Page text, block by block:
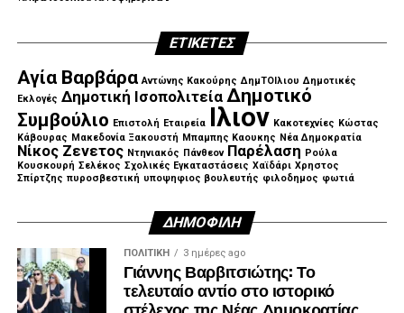
ΕΤΙΚΈΤΕΣ
Αγία Βαρβάρα Αντώνης Κακούρης ΔημΤΟΙλιου Δημοτικές
Εκλογές Δημοτική Ισοπολιτεία Δημοτικό
Συμβούλιο Επιστολή Εταιρεία Ιλιον Κακοτεχνίες Κώστας
Κάβουρας Μακεδονία Ξακουστή Μπαμπης Καουκης Νέα Δημοκρατία
Νίκος Ζενετος Ντηνιακός Πάνθεον Παρέλαση Ρούλα
Κουσκουρή Σελέκος Σχολικές Εγκαταστάσεις Χαϊδάρι Χρηστος
Σπίρτζης πυροσβεστική υποψηφιος βουλευτής φιλοδημος φωτιά
ΔΗΜΟΦΙΛΉ
ΠΟΛΙΤΙΚΉ 3 ημέρες ago
Γιάννης Βαρβιτσιώτης: Το
τελευταίο αντίο στο ιστορικό